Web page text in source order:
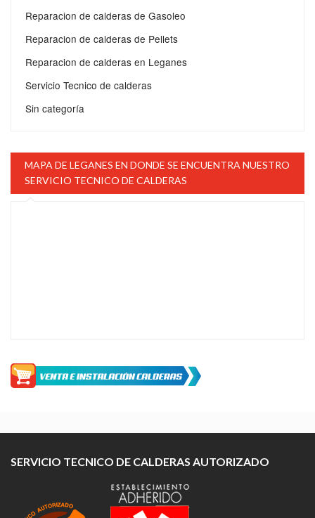
Reparacion de calderas de Gasoleo
Reparacion de calderas de Pellets
Reparacion de calderas en Leganes
Servicio Tecnico de calderas
Sin categoría
MAPA DE LEGANES EN DONDE SE ENCUENTRA NUESTRO
SERVICIO TECNICO DE CALDERAS
SERVICIO TECNICO DE CALDERAS AUTORIZADO